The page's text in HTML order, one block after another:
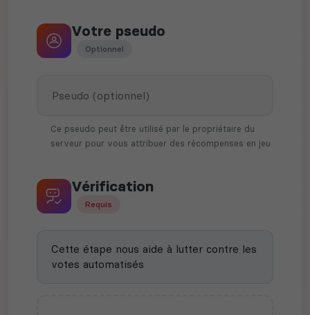
Votre pseudo
Optionnel
Ce pseudo peut être utilisé par le propriétaire du
serveur pour vous attribuer des récompenses en jeu
Vérification
Requis
Cette étape nous aide à lutter contre les
votes automatisés